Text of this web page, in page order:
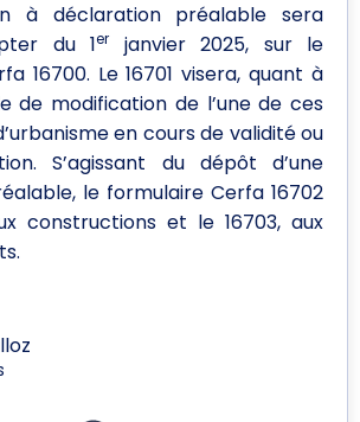
à déclaration préalable sera
du 1er
janvier 2025, sur le
16700. Le 16701 visera, quant à
de modification de l’une de ces
en cours de validité ou
S’agissant du dépôt d’une
le formulaire Cerfa 16702
constructions et le 16703, aux